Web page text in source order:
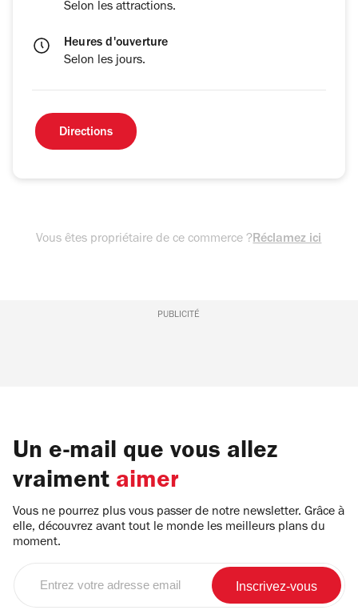
Selon les attractions.
Heures d'ouverture
Selon les jours.
Directions
Vous êtes propriétaire de ce commerce ?Réclamez ici
PUBLICITÉ
Un e-mail que vous allez
vraiment aimer
Vous ne pourrez plus vous passer de notre newsletter. Grâce à
elle, découvrez avant tout le monde les meilleurs plans du
moment.